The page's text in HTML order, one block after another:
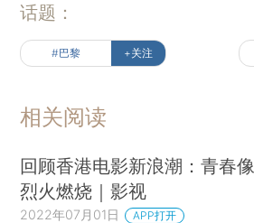
话题：
#巴黎 +关注
相关阅读
回顾香港电影新浪潮：青春像
烈火燃烧｜影视
2022年07月01日 APP打开